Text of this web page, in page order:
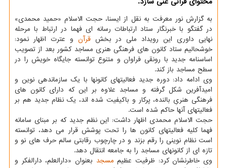
به گزارش نور معرفت به نقل از ایسنا، حجت الاسلام «حمید محمدی»
در گفتگو با خبرنگار ستاد ارتباطات رسانه ای فهما در ارتباط با مرحله
نهایی داوری این رویداد ملی در بخشقرآن و عترت اظهار نمود:
خوشحالیم ستاد كانون های فرهنگی هنری مساجد كشور بعد از تصویب
اساسنامه جدید با رونقی فراوان و متنوع توانسته جایگاه خویش را در
سطح مساجد باز كند.
وی ادامه داد: دوره جدید فعالیتهای كانونها با یك سازماندهی نوین و
امیدآفرین شكل گرفته و مساجد علاوه بر این كه دارای كانون های
فرهنگی هنریِ بالنده، پركار و باكیفیت شده اند، یك نظام جدید هم بر
فعالیتهای آنها حاكم شده است.
حجت الاسلام محمدی اظهار داشت: این نظم جدید كه بر مبنای سامانه
فهما كلیه فعالیتهای كانون ها را تحت پوشش قرار می دهد، توانسته
است نظام نوینی را رقم بزند و در چارچوب رقابتی سالم حرف های نو و
تازه ای از كانونهای مساجد را به جامعه انتقال دهد.
وی خاطرنشان كرد: ظرفیت عظیم مسجد بعنوان «دارالعلم، دارالفكر و